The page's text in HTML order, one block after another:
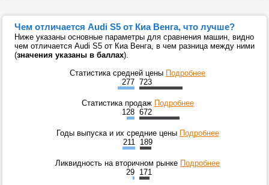
Чем отличается Audi S5 от Киа Венга, что лучше?
Ниже указаны основные параметры для сравнения машин, видно
чем отличается Audi S5 от Киа Венга, в чем разница между ними
(значения указаны в баллах).
Статистика средней цены Подробнее
277 723
Статистика продаж Подробнее
128 672
Годы выпуска и их средние цены Подробнее
211
189
Ликвидность на вторичном рынке Подробнее
29 171